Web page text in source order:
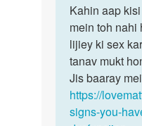
to
Aunti
ji
mera
L**D
pura…
by
Kahin
aap
kisi
tension,
…
Kahin aap
mein toh nahi
lijiey ki sex
tanav mukt
Jis baaray
https://
signs-you-